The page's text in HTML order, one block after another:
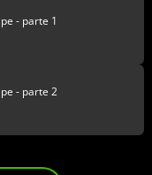
- parte 1
- parte 2